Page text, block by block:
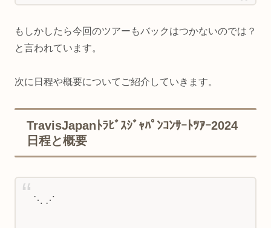
もしかしたら今回のツアーもバックはつかないのでは？
と言われています。
次に日程や概要についてご紹介していきます。
TravisJapanﾄﾗﾋﾞｽｼﾞｬﾊﾟﾝｺﾝｻｰﾄﾂｱｰ2024
日程と概要
⋱ ⋰